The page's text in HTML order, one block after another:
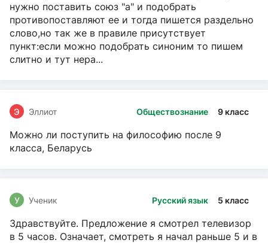
нужно поставить союз "а" и подобрать
противопоставляют ее и тогда пишется раздельно
слово,но так же в правиле присутствует
пункт:если можно подобрать синоним то пишем
слитно и тут нера...
Обществознание 9 класс
Э Эллиот
Можно ли поступить на философию после 9
класса, Беларусь
Русский язык 5 класс
У Ученик
Здравствуйте. Предложение я смотрел телевизор
в 5 часов. Означает, смотреть я начал раньше 5 и в